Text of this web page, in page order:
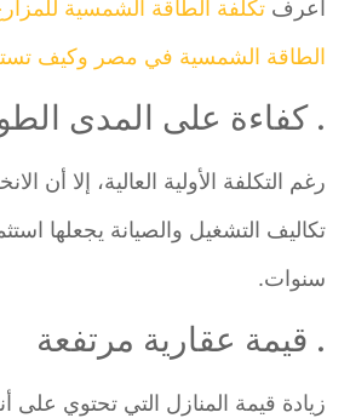
اعرف تكلفة الطاقة الشمسية
الطاقة الشمسية في مصر وكيف
. كفاءة على المدى
رغم التكلفة الأولية العالية، إلا أن
سنوات.
. قيمة عقارية مرتفعة
زيادة قيمة المنازل التي تحتوي على